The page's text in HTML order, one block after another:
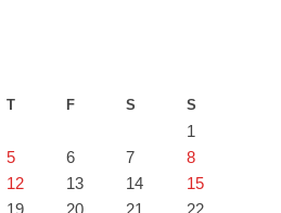
T F S S
1
5 6 7
8
12 13 14
15